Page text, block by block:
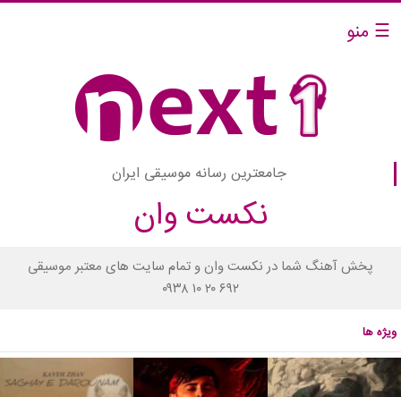
☰ منو
جامعترین رسانه موسیقی ایران
نکست وان
پخش آهنگ شما در نکست وان و تمام سایت های معتبر موسیقی
۰۹۳۸ ۱۰ ۲۰ ۶۹۲
ویژه ها